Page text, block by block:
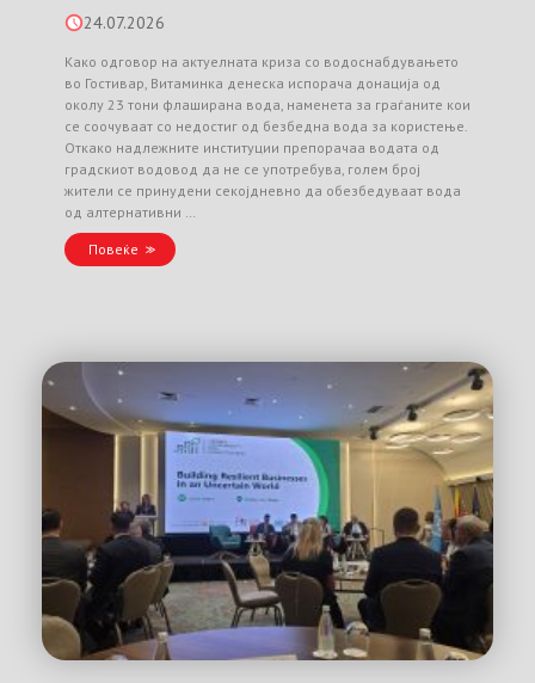
24.07.2026
Како одговор на актуелната криза со водоснабдувањето
во Гостивар, Витаминка денеска испорача донација од
околу 23 тони флаширана вода, наменета за граѓаните кои
се соочуваат со недостиг од безбедна вода за користење.
Откако надлежните институции препорачаа водата од
градскиот водовод да не се употребува, голем број
жители се принудени секојдневно да обезбедуваат вода
од алтернативни …
Повеќе